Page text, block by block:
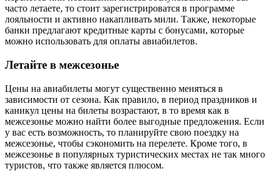
часто летаете, то стоит зарегистрироватся в программе
лояльности и активно накапливать мили. Также, некоторые
банки предлагают кредитные карты с бонусами, которые
можно использовать для оплаты авиабилетов.
Летайте в межсезонье
Цены на авиабилеты могут существенно меняться в
зависимости от сезона. Как правило, в период праздников и
каникул цены на билеты возрастают, в то время как в
межсезонье можно найти более выгодные предложения. Если
у вас есть возможность, то планируйте свою поездку на
межсезонье, чтобы сэкономить на перелете. Кроме того, в
межсезонье в популярных туристических местах не так много
туристов, что также является плюсом.